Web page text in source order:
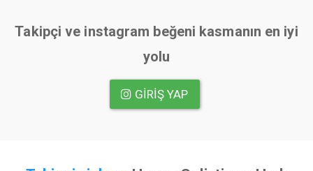
Takipçi ve instagram beğeni kasmanın en iyi
yolu
GIRIŞ YAP